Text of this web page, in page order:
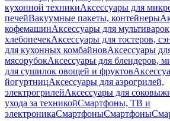
кухонной техникиАксессуары для
печейВакуумные пакеты, контейнеры
кофемашинАксессуары для
хлебопечекАксессуары для тостеров,
для кухонных комбайновАксессуары
мясорубокАксессуары для блендеров,
для сушилок овощей и фруктов
йогуртницАксессуары для аэрогрилей,
электрогрилейАксессуары для
ухода за техникойСмартфоны, ТВ и
электроникаСмартфоныСмартфоны